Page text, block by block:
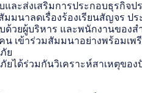
ะส่งเสริมการประกอบธุรกิจ
มนาลดเรื่องร้องเรียนสัญจร
วยผู้บริหาร และพนักงานขอ
เข้าร่วมสัมมนาอย่างพร้อมเ
ย
ยได้ร่วมกันวิเคราะห์สาเหตุข